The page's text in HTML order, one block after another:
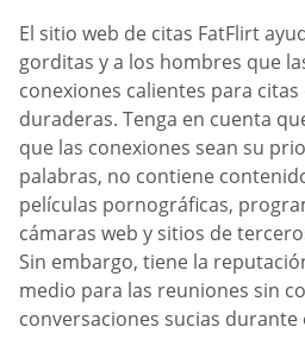
El sitio web de citas FatFlirt
gorditas y a los hombres que
conexiones calientes para
duraderas. Tenga en cuenta
que las conexiones sean su
palabras, no contiene
películas pornográficas,
cámaras web y sitios de
Sin embargo, tiene la
medio para las reuniones sin
conversaciones sucias durante